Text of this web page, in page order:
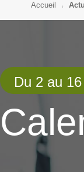
Accueil
Du 2 au